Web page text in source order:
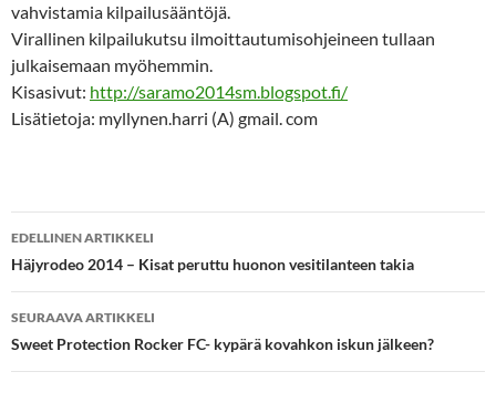
vahvistamia kilpailusääntöjä.
Virallinen kilpailukutsu ilmoittautumisohjeineen tullaan
julkaisemaan myöhemmin.
Kisasivut: http://saramo2014sm.blogspot.fi/
Lisätietoja: myllynen.harri (A) gmail. com
Artikkelien
selaus
EDELLINEN ARTIKKELI
Häjyrodeo 2014 – Kisat peruttu huonon vesitilanteen takia
SEURAAVA ARTIKKELI
Sweet Protection Rocker FC- kypärä kovahkon iskun jälkeen?